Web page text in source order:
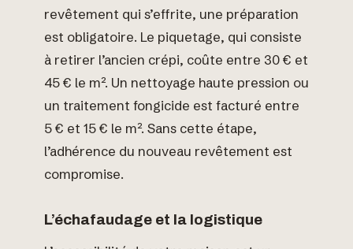
revêtement qui s’effrite, une préparation
est obligatoire. Le piquetage, qui consiste
à retirer l’ancien crépi, coûte entre 30 € et
45 € le m². Un nettoyage haute pression ou
un traitement fongicide est facturé entre
5 € et 15 € le m². Sans cette étape,
l’adhérence du nouveau revêtement est
compromise.
L’échafaudage et la logistique